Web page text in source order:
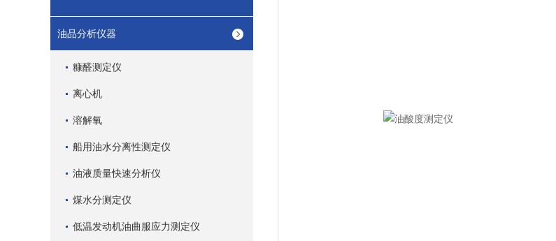
油品分析仪器
糠醛测定仪
离心机
溶解氧
船用油水分离性测定仪
油液质量快速分析仪
煤水分测定仪
低温发动机油曲服应力测定仪